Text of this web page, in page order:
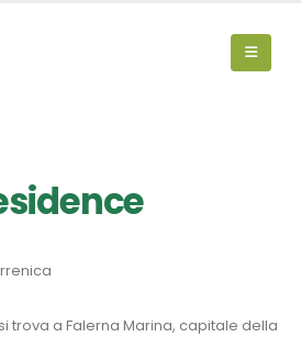
trova a Falerna Marina, capitale della